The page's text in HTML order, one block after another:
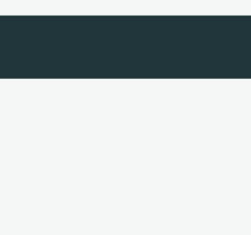
Taille Haie Electrique